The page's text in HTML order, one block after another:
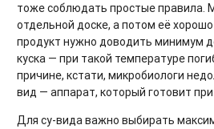
тоже соблюдать простые правила.
отдельной доске, а потом её
продукт нужно доводить минимум
куска — при такой температуре
причине, кстати, микробиологи
вид — аппарат, который готовит
Для су-вида важно выбирать